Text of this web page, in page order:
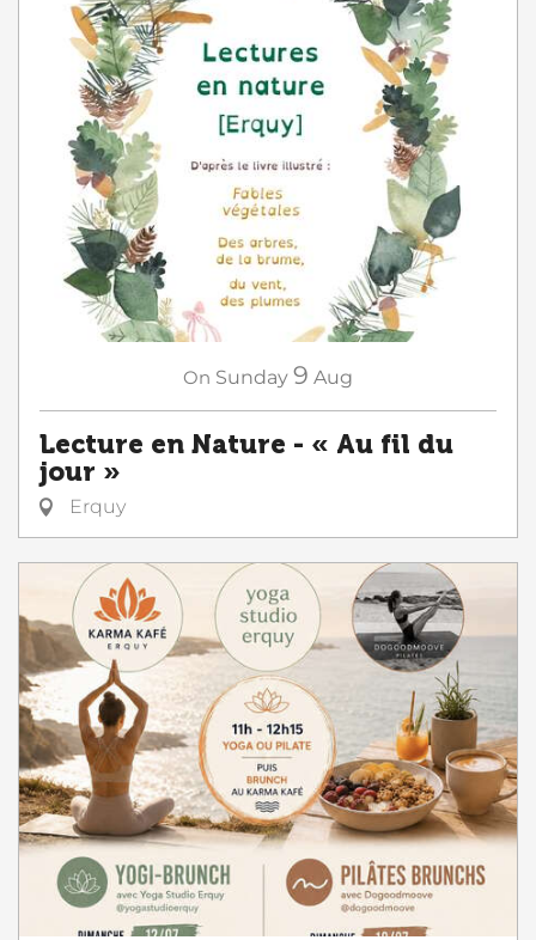
On Sunday 9 Aug
Lecture en Nature - « Au fil du
jour »
Erquy